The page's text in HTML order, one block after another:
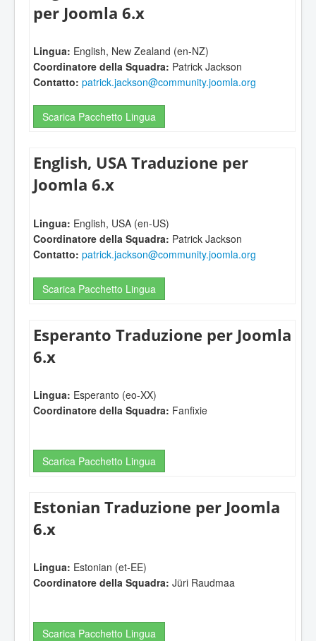
per Joomla 6.x
Lingua: English, New Zealand (en-NZ)
Coordinatore della Squadra: Patrick Jackson
Contatto: patrick.jackson@community.joomla.org
Scarica Pacchetto Lingua
English, USA Traduzione per
Joomla 6.x
Lingua: English, USA (en-US)
Coordinatore della Squadra: Patrick Jackson
Contatto: patrick.jackson@community.joomla.org
Scarica Pacchetto Lingua
Esperanto Traduzione per Joomla
6.x
Lingua: Esperanto (eo-XX)
Coordinatore della Squadra: Fanfixie
Scarica Pacchetto Lingua
Estonian Traduzione per Joomla
6.x
Lingua: Estonian (et-EE)
Coordinatore della Squadra: Jüri Raudmaa
Scarica Pacchetto Lingua